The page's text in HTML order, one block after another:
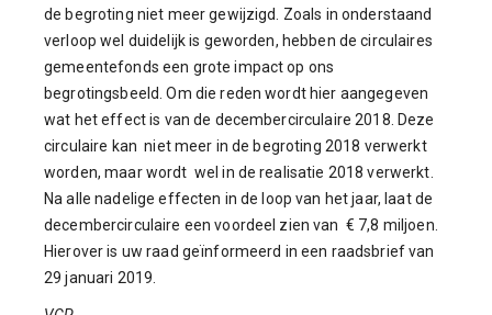
de begroting niet meer gewijzigd. Zoals in onderstaand
verloop wel duidelijk is geworden, hebben de circulaires
gemeentefonds een grote impact op ons
begrotingsbeeld. Om die reden wordt hier aangegeven
wat het effect is van de decembercirculaire 2018. Deze
circulaire kan niet meer in de begroting 2018 verwerkt
worden, maar wordt wel in de realisatie 2018 verwerkt.
Na alle nadelige effecten in de loop van het jaar, laat de
decembercirculaire een voordeel zien van € 7,8 miljoen.
Hierover is uw raad geïnformeerd in een raadsbrief van
29 januari 2019.